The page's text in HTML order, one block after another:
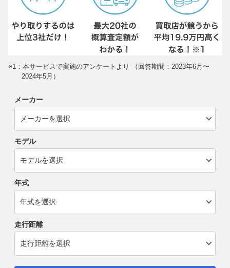
※1：本サービスで実施のアンケートより （回答期間：2023年6月〜
2024年5月）
メーカー
モデル
年式
走行距離